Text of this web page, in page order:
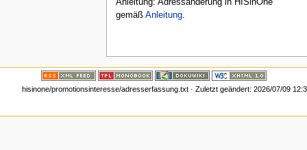
gemäß Anleitung.
hisinone/promotionsinteresse/adresserfassung.txt· Zuletzt geändert: 2026/07/09